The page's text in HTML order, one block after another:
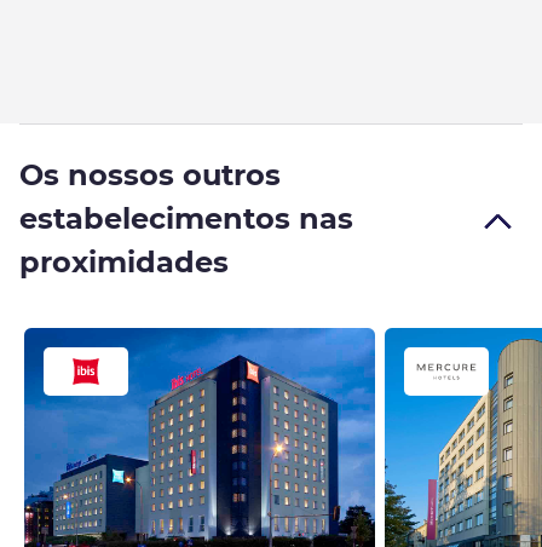
Os nossos outros
estabelecimentos nas
proximidades